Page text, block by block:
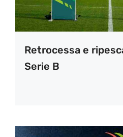
Retrocessa e
Serie B